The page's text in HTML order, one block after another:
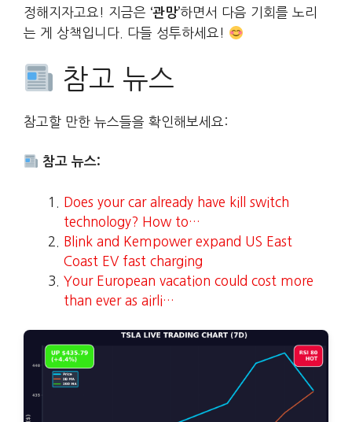
정해지자고요! 지금은 ‘관망’하면서 다음 기회를 노리
는 게 상책입니다. 다들 성투하세요!
참고 뉴스
참고할 만한 뉴스들을 확인해보세요:
참고 뉴스:
Does your car already have kill switch
technology? How to…
Blink and Kempower expand US East
Coast EV fast charging
Your European vacation could cost more
than ever as airli…